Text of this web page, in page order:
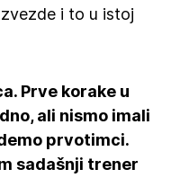
i to u istoj
Prve korake u
ali nismo imali
prvotimci.
sadašnji trener